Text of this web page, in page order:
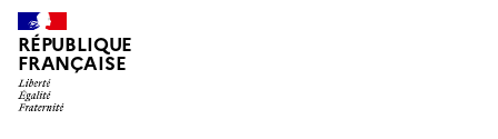
RÉPUBLIQUE
FRANÇAISE